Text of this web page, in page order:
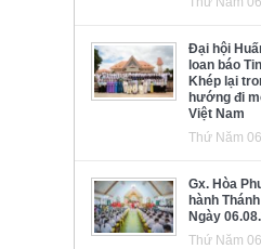
Đại hội
loan báo
Khép lại
hướng đi
Việt Nam
Thứ Năm
Gx. Hòa
hành
Ngày
Thứ Năm